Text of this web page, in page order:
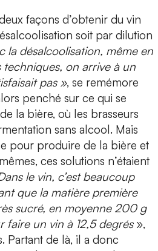
façons d’obtenir du vin
soit par dilution
la désalcoolisation, même en
techniques, on arrive à un
pas », se remémore
penché sur ce qui se
la bière, où les brasseurs
sans alcool. Mais
pour produire de la bière et
ces solutions n’étaient
le vin, c’est beaucoup
que la matière première
sucré, en moyenne 200 g
faire un vin à 12,5 degrés»,
Partant de là, il a donc